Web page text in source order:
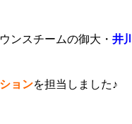
ンスチームの御大・ 井
ョンを担当しました♪